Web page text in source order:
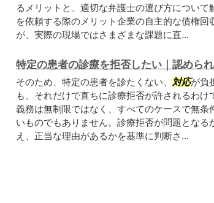
るメリットと、適切な弁護士の選び方について
を依頼する際のメリット企業の自主的な債権回
が、実際の現場ではさまざまな課題に直...
特定の患者の診療を拒否したい｜認めら
そのため、特定の患者を診たくない、 対応が負
も、それだけで直ちに診療拒否が許されるわ
義務は無制限ではなく、すべてのケースで無条
いものでもありません。診療拒否が問題となる
え、正当な理由があるかを基準に判断さ...